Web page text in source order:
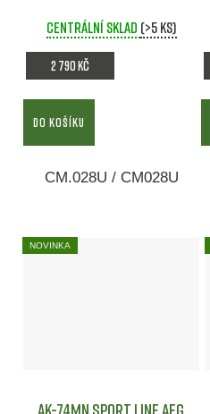
Centrální sklad (>5 ks)
2 790 Kč
DO KOŠÍKU
CM.028U / CM028U
NOVINKA
AK-74MN Sport Line AEG